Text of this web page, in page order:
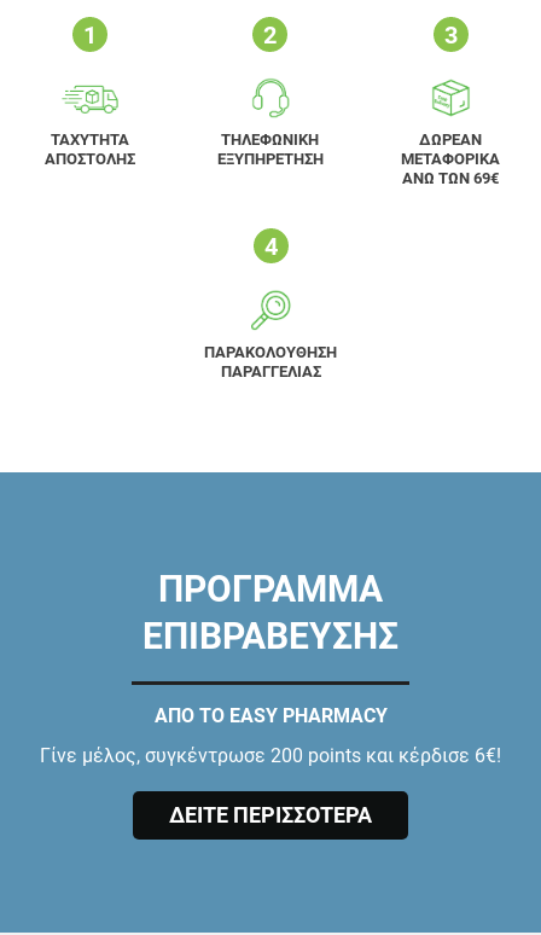
ΤΑΧΥΤΗΤΑ
ΑΠΟΣΤΟΛΗΣ
ΤΗΛΕΦΩΝΙΚΗ
ΕΞΥΠΗΡΕΤΗΣΗ
ΔΩΡΕΑΝ
ΜΕΤΑΦΟΡΙΚΑ
ΑΝΩ ΤΩΝ 69€
ΠΑΡΑΚΟΛΟΥΘΗΣΗ
ΠΑΡΑΓΓΕΛΙΑΣ
ΠΡΟΓΡΑΜΜΑ
ΕΠΙΒΡΑΒΕΥΣΗΣ
ΑΠΟ ΤΟ EASY PHARMACY
Γίνε μέλος, συγκέντρωσε 200 points και κέρδισε 6€!
ΔΕΙΤΕ ΠΕΡΙΣΣΟΤΕΡΑ